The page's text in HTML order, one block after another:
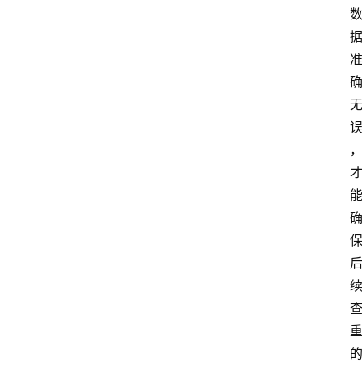
数
据
准
确
无
误
，
才
能
确
保
后
续
查
重
的